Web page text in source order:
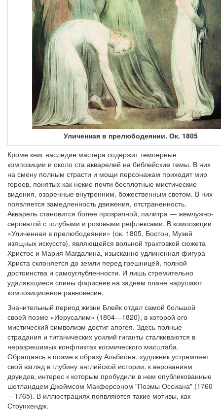
Уличенная в прелюбодеянии. Ок. 1805
Кроме книг наследие мастера содержит темперные
композиции и около ста акварелей на библейские темы. В них
на смену полным страсти и мощи персонажам приходит мир
героев, понятых как некие почти бесплотные мистические
видения, озаренные внутренним, божественным светом. В них
появляется замедленность движения, отстраненность.
Акварель становится более прозрачной, палитра — жемчужно-
сероватой с голубыми и розовыми рефлексами. В композиции
«Уличенная в прелюбодеянии» (ок. 1805, Бостон, Музей
изящных искусств), являющейся вольной трактовкой сюжета
Христос и Мария Магдалина, изысканно удлиненная фигура
Христа склоняется до земли перед грешницей, полной
достоинства и самоуглубленности. И лишь стремительно
удаляющиеся спины фарисеев на заднем плане нарушают
композиционное равновесие.
Значительный период жизни Блейк отдал самой большой
своей поэме «Иерусалим» (1804—1820), в которой его
мистический символизм достиг апогея. Здесь полные
страдания и титанических усилий гиганты сталкиваются в
неразрешимых конфликтах космического масштаба.
Обращаясь в поэме к образу Альбиона, художник устремляет
свой взгляд в глубину английской истории, к верованиям
друидов, интерес к которым пробудили в нем опубликованные
шотландцем Джеймсом Макферсоном "Поэмы Оссиана" (1760
—1765). В иллюстрациях появляются такие мотивы, как
Стоунхендж.